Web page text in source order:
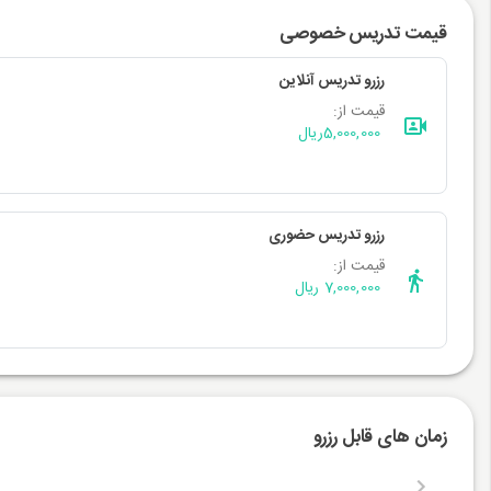
قیمت تدریس خصوصی
رزرو تدریس آنلاین
قیمت از:
5,000,000ریال
رزرو تدریس حضوری
قیمت از:
7,000,000 ریال
زمان های قابل رزرو